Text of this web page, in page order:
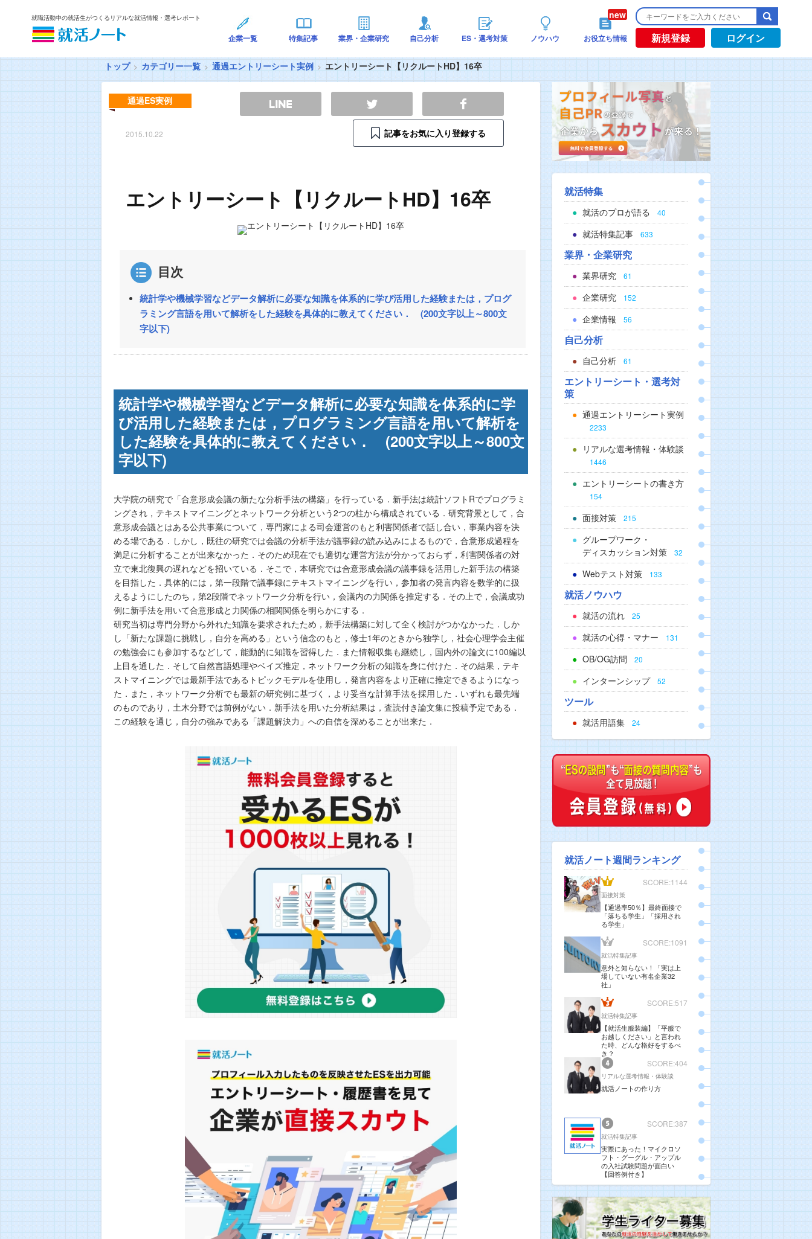
就職活動中の就活生がつくるリアルな就活情報・選考レポート
企業一覧 特集記事 業界・企業研究 自己分析 ES・選考対策 ノウハウ お役立ち情報 新規登録 ログイン
トップ カテゴリー一覧 通過エントリーシート実例 エントリーシート【リクルートHD】16卒
通過ES実例
2015.10.22 記事をお気に入り登録する
エントリーシート【リクルートHD】16卒
目次
統計学や機械学習などデータ解析に必要な知識を体系的に学び活用した経験または，プログ
ラミング言語を用いて解析をした経験を具体的に教えてください． (200文字以上～800文
字以下)
統計学や機械学習などデータ解析に必要な知識を体系的に学
び活用した経験または，プログラミング言語を用いて解析を
した経験を具体的に教えてください． (200文字以上～800文
字以下)
大学院の研究で「合意形成会議の新たな分析手法の構築」を行っている．新手法は統計ソフトRでプログラミ
ングされ，テキストマイニングとネットワーク分析という2つの柱から構成されている．研究背景として，合
意形成会議とはある公共事業について，専門家による司会運営のもと利害関係者で話し合い，事業内容を決
める場である．しかし，既往の研究では会議の分析手法が議事録の読み込みによるもので，合意形成過程を
満足に分析することが出来なかった．そのため現在でも適切な運営方法が分かっておらず，利害関係者の対
立で東北復興の遅れなどを招いている．そこで，本研究では合意形成会議の議事録を活用した新手法の構築
を目指した．具体的には，第一段階で議事録にテキストマイニングを行い，参加者の発言内容を数学的に扱
えるようにしたのち，第2段階でネットワーク分析を行い，会議内の力関係を推定する．その上で，会議成功
例に新手法を用いて合意形成と力関係の相関関係を明らかにする．
研究当初は専門分野から外れた知識を要求されたため，新手法構築に対して全く検討がつかなかった．しか
し「新たな課題に挑戦し，自分を高める」という信念のもと，修士1年のときから独学し，社会心理学会主催
の勉強会にも参加するなどして，能動的に知識を習得した．また情報収集も継続し，国内外の論文に100編以
上目を通した．そして自然言語処理やベイズ推定，ネットワーク分析の知識を身に付けた．その結果，テキ
ストマイニングでは最新手法であるトピックモデルを使用し，発言内容をより正確に推定できるようになっ
た．また，ネットワーク分析でも最新の研究例に基づく，より妥当な計算手法を採用した．いずれも最先端
のものであり，土木分野では前例がない．新手法を用いた分析結果は，査読付き論文集に投稿予定である．
この経験を通じ，自分の強みである「課題解決力」への自信を深めることが出来た．
就活特集
就活のプロが語る 40
就活特集記事 633
業界・企業研究
業界研究 61
企業研究 152
企業情報 56
自己分析
自己分析 61
エントリーシート・選考対
策
通過エントリーシート実例
2233
リアルな選考情報・体験談
1446
エントリーシートの書き方
154
面接対策 215
グループワーク・
ディスカッション対策
32
Webテスト対策 133
就活ノウハウ
就活の流れ 25
就活の心得・マナー 131
OB/OG訪問 20
インターンシップ 52
ツール
就活用語集 24
就活ノート週間ランキング
SCORE:1144
面接対策
【通過率50％】最終面接で
「落ちる学生」「採用され
る学生」
SCORE:1091
就活特集記事
意外と知らない！「実は上
場していない有名企業32
社」
SCORE:517
就活特集記事
【就活生服装編】「平服で
お越しください」と言われ
た時、どんな格好をするべ
き？
SCORE:404
リアルな選考情報・体験談
就活ノートの作り方
SCORE:387
就活特集記事
実際にあった！マイクロソ
フト・グーグル・アップル
の入社試験問題が面白い
【回答例付き】